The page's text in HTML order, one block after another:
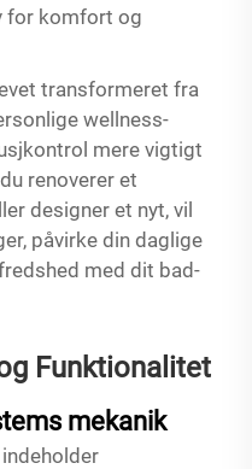
for komfort og
transformeret fra
wellness-
mere vigtigt
renoverer et
designer et nyt, vil
påvirke din daglige
med dit bad-
Funktionalitet
mekanik